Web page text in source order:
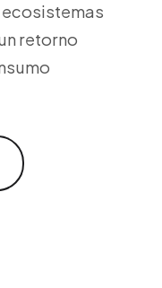
retorno